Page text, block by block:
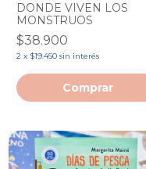
DONDE VIVEN LOS
MONSTRUOS
$38.900
2 x $19.450 sin interés